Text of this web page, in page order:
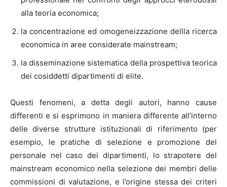
alla teoria economica;
la concentrazione ed omogeneizzazione dellla ricerca
economica in aree considerate mainstream;
la disseminazione sistematica della prospettiva teorica
dei cosiddetti dipartimenti di elite.
Questi fenomeni, a detta degli autori, hanno cause
differenti e si esprimono in maniera differente all’interno
delle diverse strutture istituzionali di riferimento (per
esempio, le pratiche di selezione e promozione del
personale nel caso dei dipartimenti, lo strapotere del
mainstream economico nella selezione dei membri delle
commissioni di valutazione, e l’origine stessa dei criteri